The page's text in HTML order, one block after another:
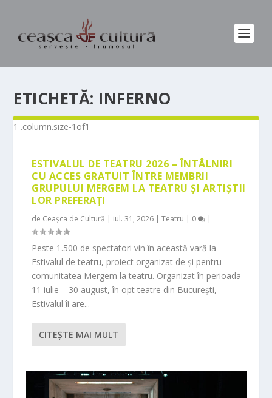
ETICHETĂ: INFERNO
ESTIVALUL DE TEATRU 2026 – ÎNTÂLNIRI
CU ACCES GRATUIT ÎNTRE MEMBRII
GRUPULUI MERGEM LA TEATRU ȘI ARTIȘTII
LOR PREFERAȚI
de Ceașca de Cultură | iul. 31, 2026 |Teatru | 0 |
Peste 1.500 de spectatori vin în această vară la
Estivalul de teatru, proiect organizat de și pentru
comunitatea Mergem la teatru. Organizat în perioada
11 iulie – 30 august, în opt teatre din București,
Estivalul îi are...
CITEŞTE MAI MULT